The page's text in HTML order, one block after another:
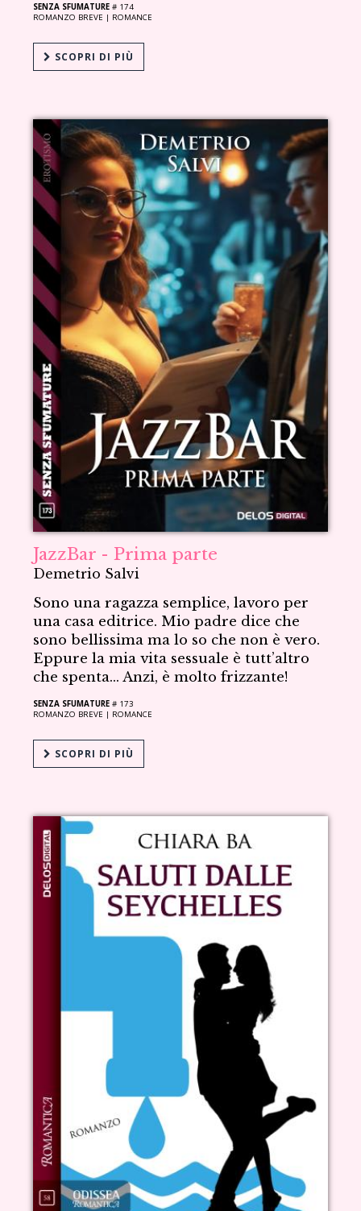
SENZA SFUMATURE # 174
ROMANZO BREVE | ROMANCE
SCOPRI DI PIÙ
JazzBar - Prima parte
Demetrio Salvi
Sono una ragazza semplice, lavoro per
una casa editrice. Mio padre dice che
sono bellissima ma lo so che non è vero.
Eppure la mia vita sessuale è tutt’altro
che spenta… Anzi, è molto frizzante!
SENZA SFUMATURE # 173
ROMANZO BREVE | ROMANCE
SCOPRI DI PIÙ